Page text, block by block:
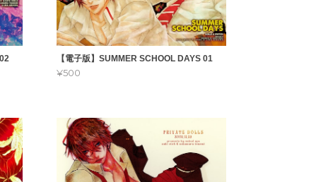
【電子版】SUMMER SCHOOL DAYS 01
¥500